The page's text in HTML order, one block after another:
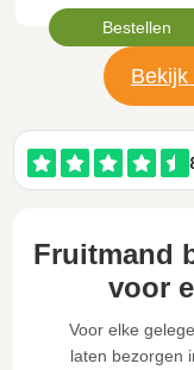
Bestellen
Bekijk
Fruitmand
voor
Voor elke
laten bezorgen